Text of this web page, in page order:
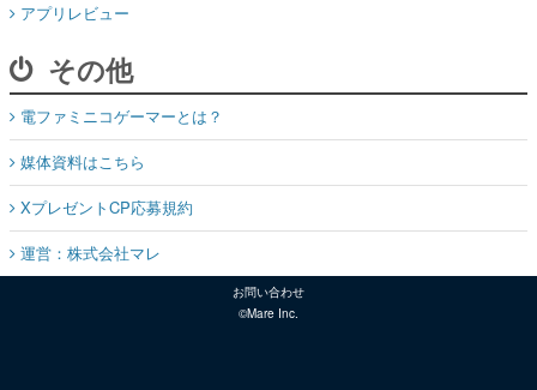
アプリレビュー
その他
電ファミニコゲーマーとは？
媒体資料はこちら
XプレゼントCP応募規約
運営：株式会社マレ
お問い合わせ
©Mare Inc.